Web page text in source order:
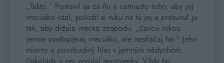
„Takto.“ Postavil sa za ňu a namiesto toho, aby jej
vrecúško vzal, položil si ruku na tú jej a presunul ju
tak, aby držala vrecko zospodu. „Ľavou rukou
jemne podopieraj vrecúško, ale nestláčaj ho.“ Jeho
mierny a povzbudivý hlas s jemným nádychom